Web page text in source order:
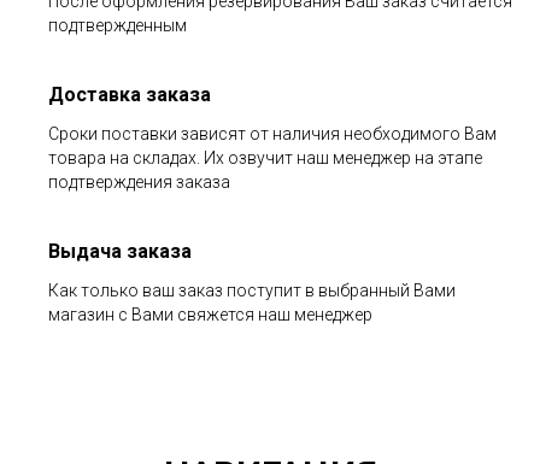
подтвержденным
Доставка заказа
Сроки поставки зависят от наличия необходимого Вам
товара на складах. Их озвучит наш менеджер на этапе
подтверждения заказа
Выдача заказа
Как только ваш заказ поступит в выбранный Вами
магазин с Вами свяжется наш менеджер